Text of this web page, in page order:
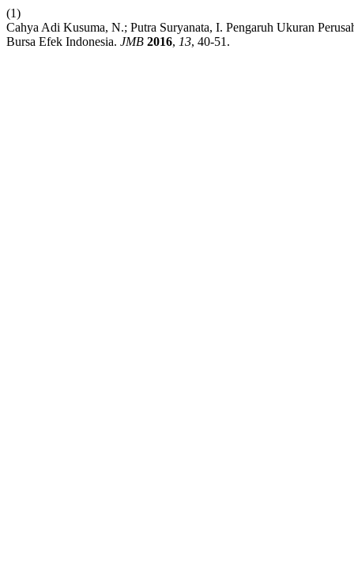
(1)
Cahya Adi Kusuma, N.; Putra Suryanata, I. Pengaruh Ukuran
Bursa Efek Indonesia. JMB 2016, 13, 40-51.